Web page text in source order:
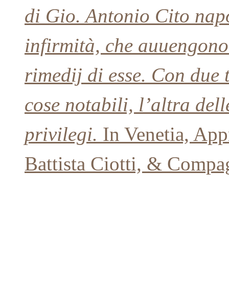
di Gio. Antonio Cito
infirmità, che
rimedij di esse. Con due
cose notabili, l’altra
privilegi. In Venetia,
Battista Ciotti, &